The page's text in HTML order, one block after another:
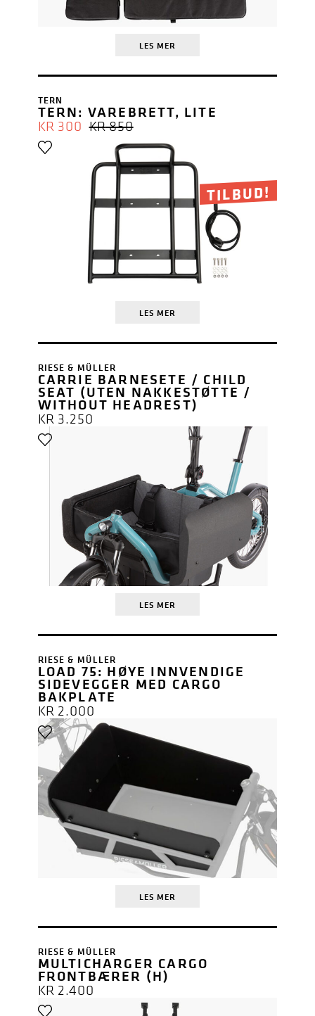
LES MER
TILBUD!
TERN
TERN: VAREBRETT, LITE
KR850OPPRINNELIG
PRIS
KR 850.
KR300
NÅVÆRENDE
PRIS
KR 300.
LES MER
RIESE & MÜLLER
CARRIE BARNESETE / CHILD
SEAT (UTEN NAKKESTØTTE /
WITHOUT HEADREST)
KR 3.250
LES MER
RIESE & MÜLLER
LOAD 75: HØYE INNVENDIGE
SIDEVEGGER MED CARGO
BAKPLATE
KR2.000
LES MER
RIESE & MÜLLER
MULTICHARGER CARGO
FRONTBÆRER (H)
KR2.400